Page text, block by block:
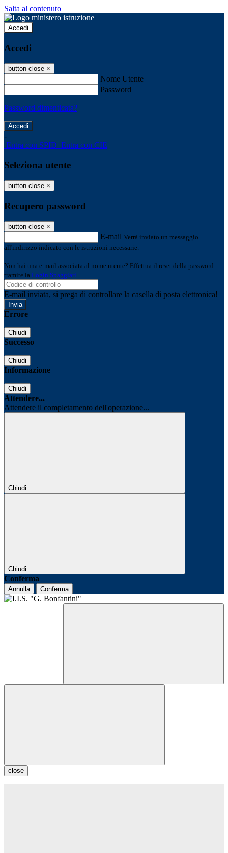
Salta al contenuto
Accedi
Accedi
button close ×
Nome Utente
Password
Password dimenticata?
-
Entra con SPID Entra con CIE
Seleziona utente
button close ×
Recupero password
button close ×
E-mail Verrà inviato un messaggio
all'indirizzo indicato con le istruzioni necessarie.
Non hai una e-mail associata al nome utente? Effettua il reset della password
tramite la Login Spaggiari
E-mail inviata, si prega di controllare la casella di posta elettronica!
Errore
Chiudi
Successo
Chiudi
Informazione
Chiudi
Attendere...
Attendere il completamento dell'operazione...
Chiudi
Chiudi
Conferma
Annulla Conferma
close